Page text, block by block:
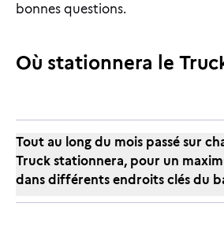
bonnes questions.
Où stationnera le
Tout au long du mois passé sur
Truck stationnera, pour un
dans différents endroits clés du